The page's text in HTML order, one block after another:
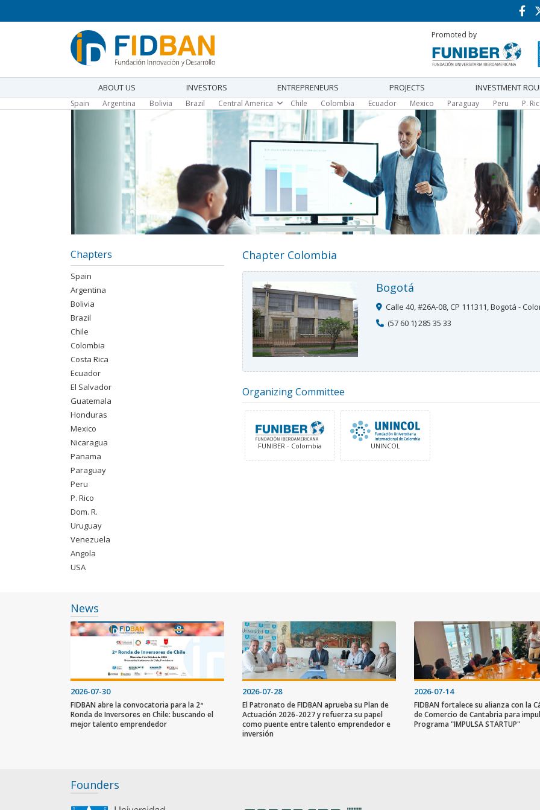
Promoted by
navigation
ABOUT US INVESTORS ENTREPRENEURS PROJECTS INVESTMENT
Spain Argentina Bolivia Brazil Central America Chile Colombia Ecuador Mexico Paraguay Peru P.
Chapters
Spain
Argentina
Bolivia
Brazil
Chile
Colombia
Costa Rica
Ecuador
El Salvador
Guatemala
Honduras
Mexico
Nicaragua
Panama
Paraguay
Peru
P. Rico
Dom. R.
Uruguay
Venezuela
Angola
USA
Chapter Colombia
Bogotá
Calle 40, #26A-08, CP 111311, Bogotá -
(57 60 1) 285 35 33
Organizing Committee
FUNIBER - Colombia UNINCOL
News
2026-07-30
FIDBAN abre la convocatoria para la 2ª
Ronda de Inversores en Chile: buscando el
mejor talento emprendedor
2026-07-28
El Patronato de FIDBAN aprueba su Plan de
Actuación 2026-2027 y refuerza su papel
como puente entre talento emprendedor e
inversión
2026-07-14
FIDBAN fortalece su alianza con la
de Comercio de Cantabria para
Programa "IMPULSA STARTUP"
Founders